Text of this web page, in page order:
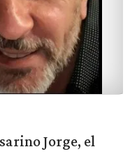
Jorge, el